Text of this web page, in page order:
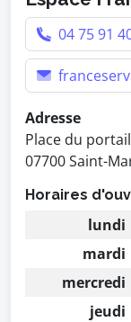
04 75 91
Adresse
Place du
07700 Saint-
Horaires
lundi
mardi
mercredi
jeudi